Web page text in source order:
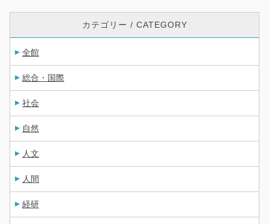
カテゴリー / CATEGORY
全館
総合・国際
社会
自然
人文
人間
経研